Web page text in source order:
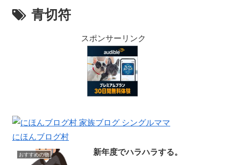
青切符
スポンサーリンク
にほんブログ村
おすすめの物 新年度でハラハラする。